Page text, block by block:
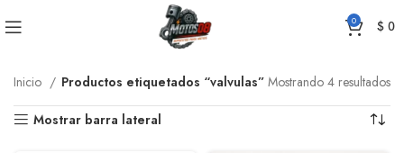
0 $0
Inicio Productos etiquetados “valvulas” Mostrando 4 resultados
Mostrar barra lateral